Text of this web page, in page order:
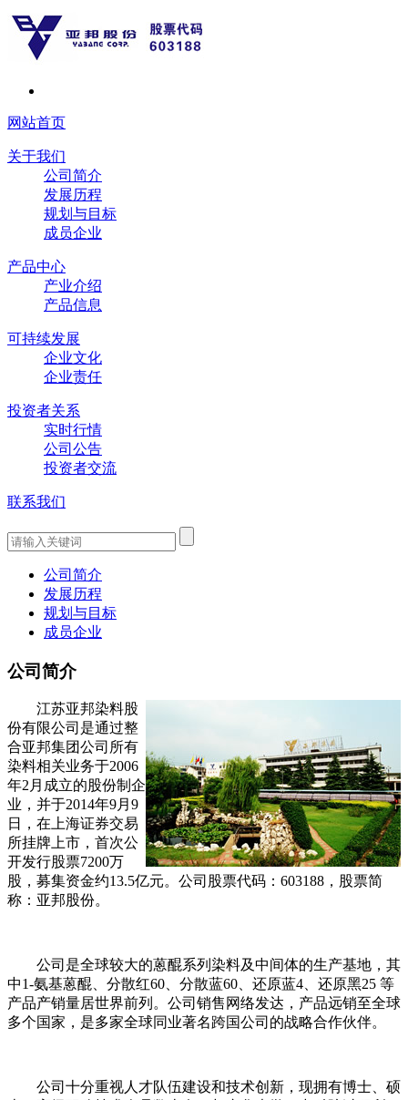
网站首页
关于我们
公司简介
发展历程
规划与目标
成员企业
产品中心
产业介绍
产品信息
可持续发展
企业文化
企业责任
投资者关系
实时行情
公司公告
投资者交流
联系我们
公司简介
发展历程
规划与目标
成员企业
公司简介
江苏亚邦染料股
份有限公司是通过整
合亚邦集团公司所有
染料相关业务于2006
年2月成立的股份制企
业，并于2014年9月9
日，在上海证券交易
所挂牌上市，首次公
开发行股票7200万
股，募集资金约13.5亿元。公司股票代码：603188，股票简
称：亚邦股份。
公司是全球较大的蒽醌系列染料及中间体的生产基地，其
中1-氨基蒽醌、分散红60、分散蓝60、还原蓝4、还原黑25 等
产品产销量居世界前列。公司销售网络发达，产品远销至全球
多个国家，是多家全球同业著名跨国公司的战略合作伙伴。
公司十分重视人才队伍建设和技术创新，现拥有博士、硕